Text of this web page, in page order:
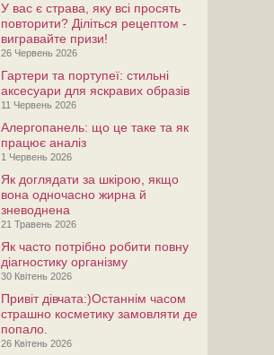
У вас є страва, яку всі просять
повторити? Діліться рецептом -
вигравайте призи!
26 Червень 2026
Гартери та портупеї: стильні
аксесуари для яскравих образів
11 Червень 2026
Алергопанель: що це таке та як
працює аналіз
1 Червень 2026
Як доглядати за шкірою, якщо
вона одночасно жирна й
зневоднена
21 Травень 2026
Як часто потрібно робити повну
діагностику організму
30 Квітень 2026
Привiт дiвчата:)Останнім часом
страшно косметику замовляти де
попало.
26 Квітень 2026